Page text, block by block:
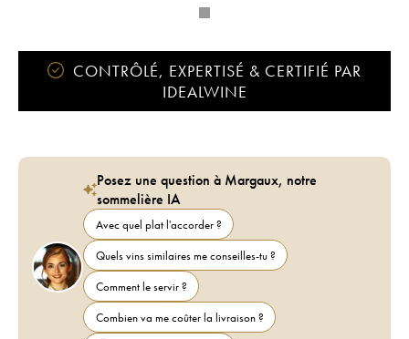
CONTRÔLÉ, EXPERTISÉ & CERTIFIÉ PAR
IDEALWINE
Posez une question à Margaux, notre
sommelière IA
Avec quel plat l'accorder ?
Quels vins similaires me conseilles-tu ?
Comment le servir ?
Combien va me coûter la livraison ?